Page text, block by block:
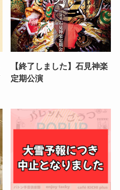
【終了しました】石見神楽
定期公演